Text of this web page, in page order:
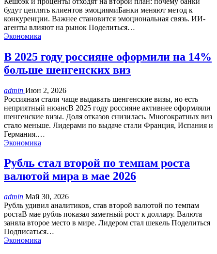
будут цеплять клиентов эмоциямиБанки меняют метод к
конкуренции. Важнее становится эмоциональная связь. ИИ-
агенты влияют на рынок Поделиться…
Экономика
В 2025 году россияне оформили на 14%
больше шенгенских виз
admin Июн 2, 2026
Россиянам стали чаще выдавать шенгенские визы, но есть
неприятный нюансВ 2025 году россияне активнее оформляли
шенгенские визы. Доля отказов снизилась. Многократных виз
стало меньше. Лидерами по выдаче стали Франция, Испания и
Германия.…
Экономика
Рубль стал второй по темпам роста
валютой мира в мае 2026
admin Май 30, 2026
Рубль удивил аналитиков, став второй валютой по темпам
ростаВ мае рубль показал заметный рост к доллару. Валюта
заняла второе место в мире. Лидером стал шекель Поделиться
Подписаться…
Экономика